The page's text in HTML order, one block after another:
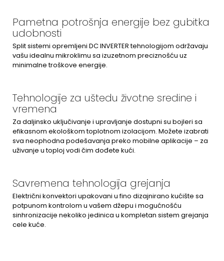
Pametna potrošnja energije bez gubitka
udobnosti
Split sistemi opremljeni DC INVERTER tehnologijom održavaju
vašu idealnu mikroklimu sa izuzetnom preciznošću uz
minimalne troškove energije.
Tehnologije za uštedu životne sredine i
vremena
Za daljinsko uključivanje i upravljanje dostupni su bojleri sa
efikasnom ekološkom toplotnom izolacijom. Možete izabrati
sva neophodna podešavanja preko mobilne aplikacije – za
uživanje u toploj vodi čim dođete kući.
Savremena tehnologija grejanja
Električni konvektori upakovani u fino dizajnirano kućište sa
potpunom kontrolom u vašem džepu i mogućnošću
sinhronizacije nekoliko jedinica u kompletan sistem grejanja
cele kuće.